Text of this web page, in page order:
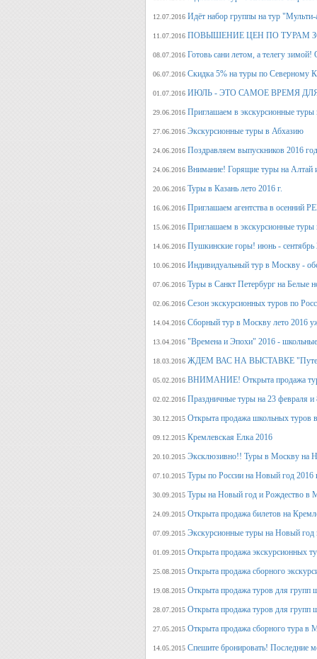
12.07.2016 Идёт набор группы на тур
11.07.2016 ПОВЫШЕНИЕ ЦЕН ПО ТУРАМ
08.07.2016 Готовь сани летом, а
06.07.2016 Скидка 5% на туры по Северному
01.07.2016 ИЮЛЬ - ЭТО САМОЕ ВРЕМЯ
29.06.2016 Приглашаем в экскурсионные
27.06.2016 Экскурсионные туры в Абхазию
24.06.2016 Поздравляем выпускников
24.06.2016 Внимание! Горящие туры на Алтай
20.06.2016 Туры в Казань лето 2016 г.
16.06.2016 Приглашаем агентства в
15.06.2016 Приглашаем в экскурсионные туры
14.06.2016 Пушкинские горы! июнь - сентябрь
10.06.2016 Индивидуальный тур в Москву -
07.06.2016 Туры в Санкт Петербург на Белые
02.06.2016 Сезон экскурсионных туров по
14.04.2016 Сборный тур в Москву лето 2016
13.04.2016 "Времена и Эпохи" 2016 - школьные
18.03.2016 ЖДЕМ ВАС НА ВЫСТАВКЕ
05.02.2016 ВНИМАНИЕ! Открыта продажа
02.02.2016 Праздничные туры на 23 февраля и
30.12.2015 Открыта продажа школьных туров
09.12.2015 Кремлевская Елка 2016
20.10.2015 Эксклюзивно!! Туры в Москву на
07.10.2015 Туры по России на Новый год 2016
30.09.2015 Туры на Новый год и Рождество в
24.09.2015 Открыта продажа билетов на
07.09.2015 Экскурсионные туры на Новый год
01.09.2015 Открыта продажа экскурсионных
25.08.2015 Открыта продажа сборного
19.08.2015 Открыта продажа туров для групп
28.07.2015 Открыта продажа туров для групп
27.05.2015 Открыта продажа сборного тура в
14.05.2015 Спешите бронировать! Последние